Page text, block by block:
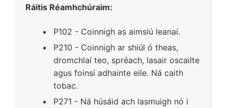
Ráitis Réamhchúraim:
P102 - Coinnigh as aimsiú leanaí.
P210 - Coinnigh ar shiúl ó theas,
dromchlaí teo, spréach, lasair oscailte
agus foinsí adhainte eile. Ná caith
tobac.
P271 - Ná húsáid ach lasmuigh nó i